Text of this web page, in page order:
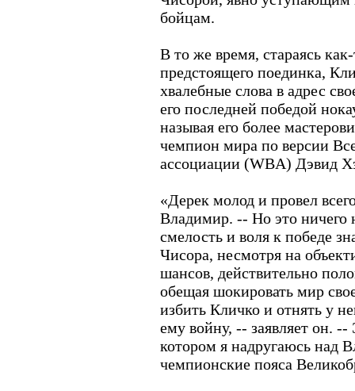
бойцам.
В то же время, стараясь
предстоящего поединка,
хвалебные слова в адрес
его последней победой
называя его более
чемпион мира по версии
ассоциации (WBA) Дэвид
«Дерек молод и провел
Владимир. -- Но это ничего
смелость и воля к победе
Чисора, несмотря на
шансов, действительно
обещая шокировать мир
избить Кличко и отнять у
ему войну, -- заявляет он. --
котором я надругаюсь над
чемпионские пояса